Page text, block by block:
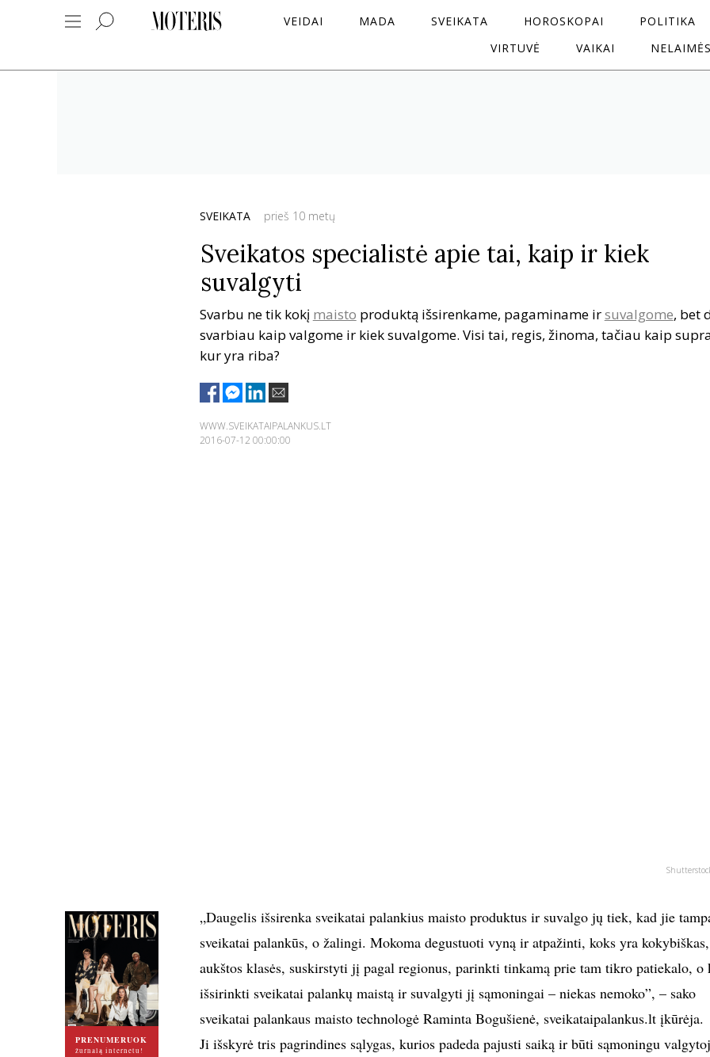
VEIDAI MADA SVEIKATA HOROSKOPAI
POLITIKA
VIRTUVĖ
VAIKAI
SVEIKATA prieš 10 metų
Sveikatos specialistė apie tai, kaip ir kiek
suvalgyti
Svarbu ne tik kokį maisto produktą išsirenkame, pagaminame irsuvalgome, bet
svarbiau kaip valgome ir kiek suvalgome. Visi tai, regis, žinoma, tačiau kaip
kur yra riba?
WWW.SVEIKATAIPALANKUS.LT
2016-07-12 00:00:00
PRENUMERUOK
žurnalą internetu!
„Daugelis išsirenka sveikatai palankius maisto produktus ir suvalgo jų tiek, kad jie
sveikatai palankūs, o žalingi. Mokoma degustuoti vyną ir atpažinti, koks yra kokybiškas,
aukštos klasės, suskirstyti jį pagal regionus, parinkti tinkamą prie tam tikro patiekalo, o
išsirinkti sveikatai palankų maistą ir suvalgyti jį sąmoningai – niekas nemoko”, – sako
sveikatai palankaus maisto technologė Raminta Bogušienė, sveikataipalankus.lt įkūrėja.
Ji išskyrė tris pagrindines sąlygas, kurios padeda pajusti saiką ir būti sąmoningu